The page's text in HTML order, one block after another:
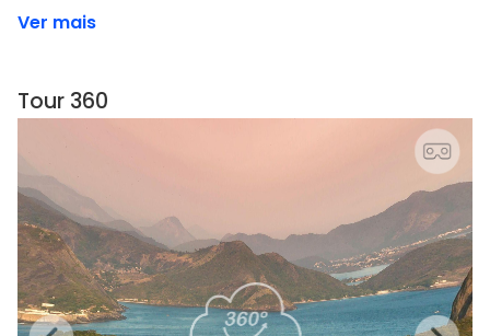
Ver mais
Tour 360